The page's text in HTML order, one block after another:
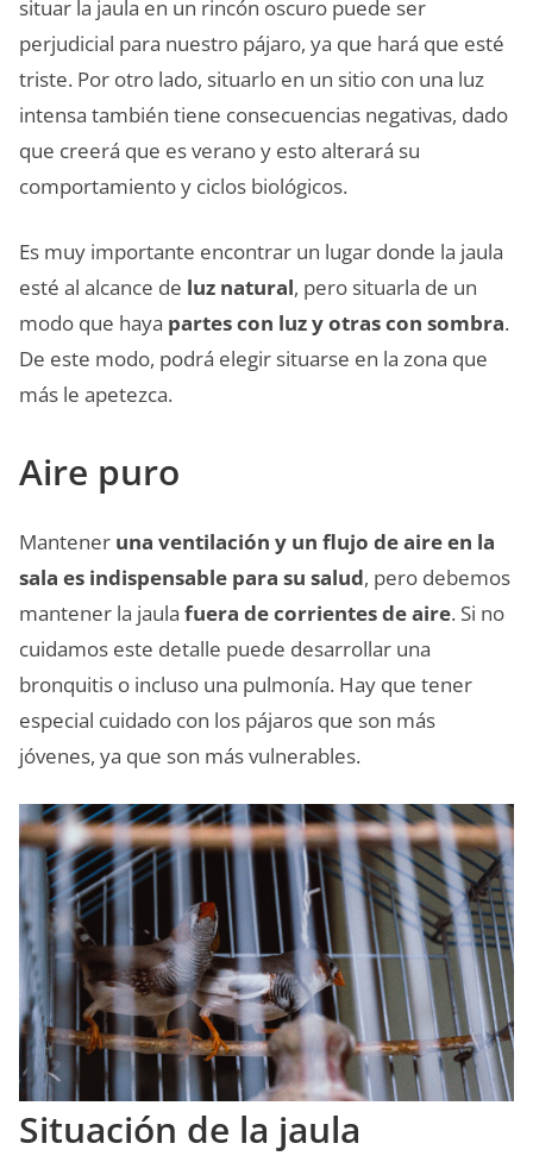
situar la jaula en un rincón oscuro puede ser
perjudicial para nuestro pájaro, ya que hará que esté
triste. Por otro lado, situarlo en un sitio con una luz
intensa también tiene consecuencias negativas, dado
que creerá que es verano y esto alterará su
comportamiento y ciclos biológicos.
Es muy importante encontrar un lugar donde la jaula
esté al alcance de luz natural, pero situarla de un
modo que haya partes con luz y otras con sombra.
De este modo, podrá elegir situarse en la zona que
más le apetezca.
Aire puro
Mantener una ventilación y un flujo de aire en la
sala es indispensable para su salud, pero debemos
mantener la jaula fuera de corrientes de aire. Si no
cuidamos este detalle puede desarrollar una
bronquitis o incluso una pulmonía. Hay que tener
especial cuidado con los pájaros que son más
jóvenes, ya que son más vulnerables.
Situación de la jaula